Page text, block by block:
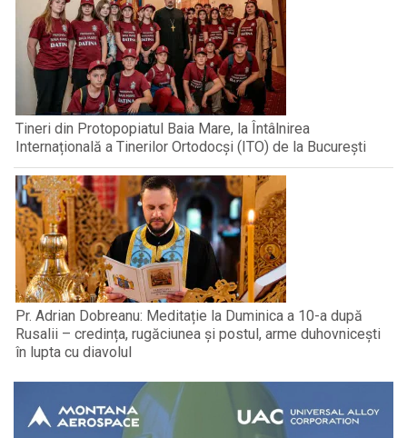
Tineri din Protopopiatul Baia Mare, la Întâlnirea
Internațională a Tinerilor Ortodocși (ITO) de la București
Pr. Adrian Dobreanu: Meditație la Duminica a 10-a după
Rusalii – credința, rugăciunea și postul, arme duhovnicești
în lupta cu diavolul